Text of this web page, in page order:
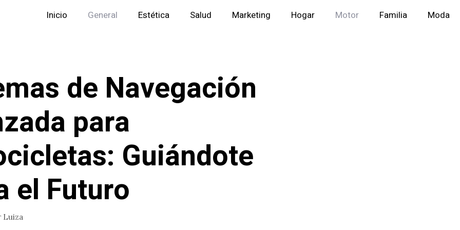
Inicio General Estética Salud Marketing Hogar Motor Familia Moda
de Navegación
para
Guiándote
el Futuro
Luiza